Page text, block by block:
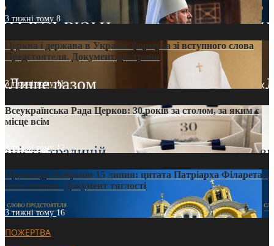
3 тижні тому 8
Церква і держава в Україні: формула зі вступного слова
Предстоятеля. Документ доктрини
3 тижні тому11
Всеукраїнська Рада Церков: 30 років за столом, за яким є
місце всім
3 тижні тому12
Проповідь Епіфанія 15 липня: цитата Патріарха Філарета з
його амвона. Документ тяглості
3 тижні тому16
ПОЖЕРТВА